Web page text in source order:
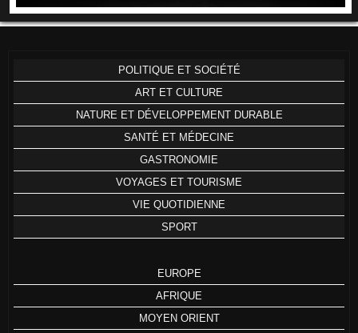
POLITIQUE ET SOCIÉTÉ
ART ET CULTURE
NATURE ET DÉVELOPPEMENT DURABLE
SANTÉ ET MÉDECINE
GASTRONOMIE
VOYAGES ET TOURISME
VIE QUOTIDIENNE
SPORT
EUROPE
AFRIQUE
MOYEN ORIENT